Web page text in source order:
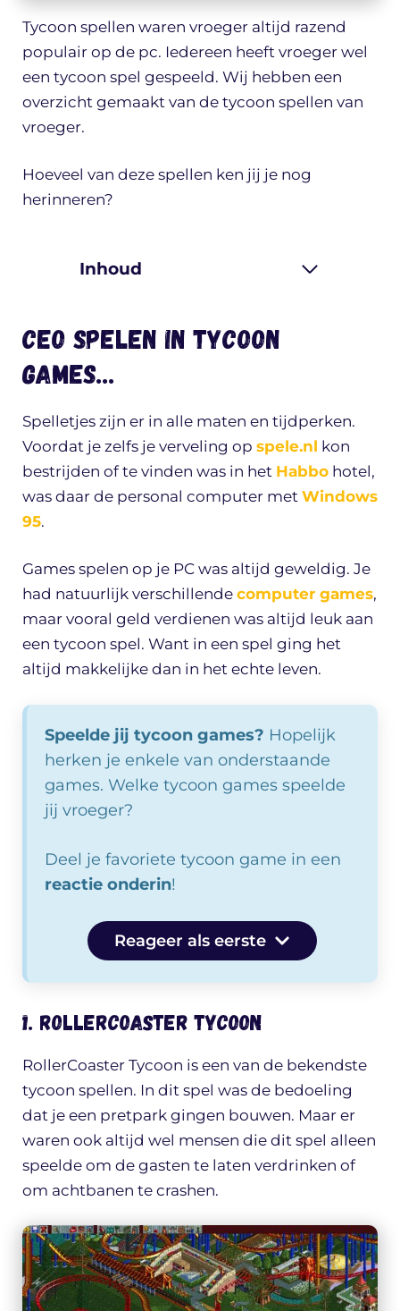
Tycoon spellen waren vroeger altijd razend
populair op de pc. Iedereen heeft vroeger wel
een tycoon spel gespeeld. Wij hebben een
overzicht gemaakt van de tycoon spellen van
vroeger.
Hoeveel van deze spellen ken jij je nog
herinneren?
Inhoud
CEO spelen in Tycoon
games…
Spelletjes zijn er in alle maten en tijdperken.
Voordat je zelfs je verveling op spele.nl kon
bestrijden of te vinden was in het Habbo hotel,
was daar de personal computer met Windows
95.
Games spelen op je PC was altijd geweldig. Je
had natuurlijk verschillende computer games,
maar vooral geld verdienen was altijd leuk aan
een tycoon spel. Want in een spel ging het
altijd makkelijke dan in het echte leven.
Speelde jij tycoon games? Hopelijk
herken je enkele van onderstaande
games. Welke tycoon games speelde
jij vroeger?
Deel je favoriete tycoon game in een
reactie onderin!
Reageer als eerste
1. RollerCoaster Tycoon
RollerCoaster Tycoon is een van de bekendste
tycoon spellen. In dit spel was de bedoeling
dat je een pretpark gingen bouwen. Maar er
waren ook altijd wel mensen die dit spel alleen
speelde om de gasten te laten verdrinken of
om achtbanen te crashen.